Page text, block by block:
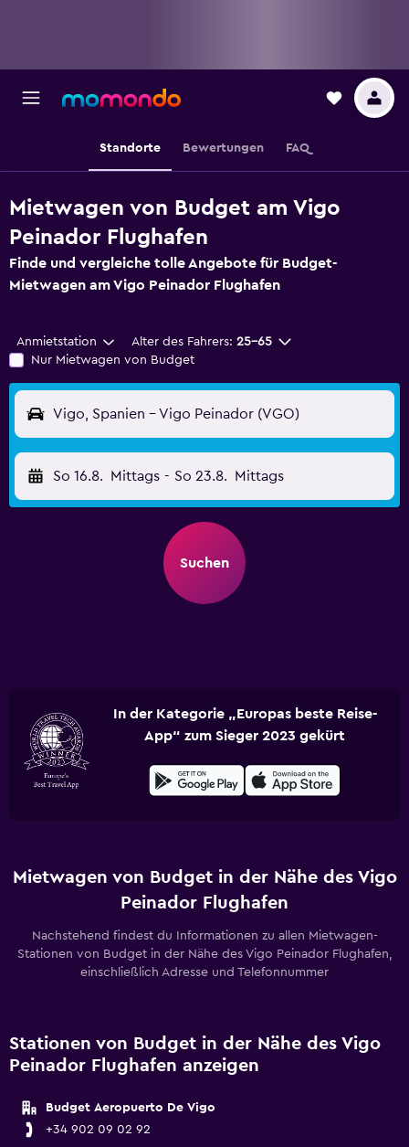
Standorte Bewertungen FAQ
Mietwagen von Budget am Vigo
Peinador Flughafen
Finde und vergleiche tolle Angebote für Budget-
Mietwagen am Vigo Peinador Flughafen
Anmietstation Alter des Fahrers: 25-65
Nur Mietwagen von Budget
Vigo, Spanien - Vigo Peinador (VGO)
So 16.8. Mittags - So 23.8. Mittags
Suchen
In der Kategorie „Europas beste Reise-
App“ zum Sieger 2023 gekürt
Mietwagen von Budget in der Nähe des Vigo
Peinador Flughafen
Nachstehend findest du Informationen zu allen Mietwagen-
Stationen von Budget in der Nähe des Vigo Peinador Flughafen,
einschließlich Adresse und Telefonnummer
Stationen von Budget in der Nähe des Vigo
Peinador Flughafen anzeigen
Budget Aeropuerto De Vigo
+34 902 09 02 92